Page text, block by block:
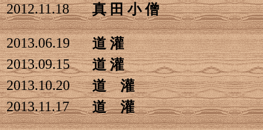
2012.11.18
真 田 小 僧
2013.06.19
道 灌
2013.09.15
道 灌
2013.10.20
道 灌
2013.11.17
道 灌